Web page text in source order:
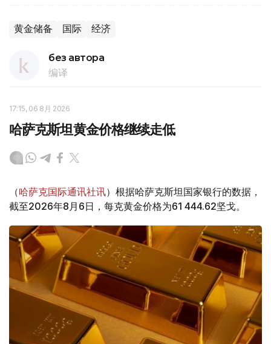
黄金储备 国际 经济
без автора
编译
17:15, 06 8月 2026
哈萨克斯坦黄金价格继续走低
（哈萨克国际通讯社讯）根据哈萨克斯坦国家银行的数据，
截至2026年8月6日，每克黄金价格为61 444.62坚戈。